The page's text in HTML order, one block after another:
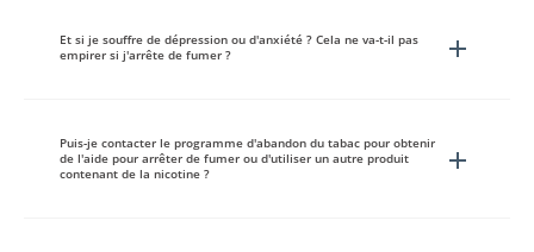
Et si je souffre de dépression ou d'anxiété ? Cela ne va-t-il pas
empirer si j'arrête de fumer ?
Puis-je contacter le programme d'abandon du tabac pour obtenir
de l'aide pour arrêter de fumer ou d'utiliser un autre produit
contenant de la nicotine ?